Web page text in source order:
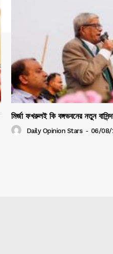
মির্জা ফখরুলই কি বঙ্গভবনের নতুন
Daily Opinion Stars - 06/08/